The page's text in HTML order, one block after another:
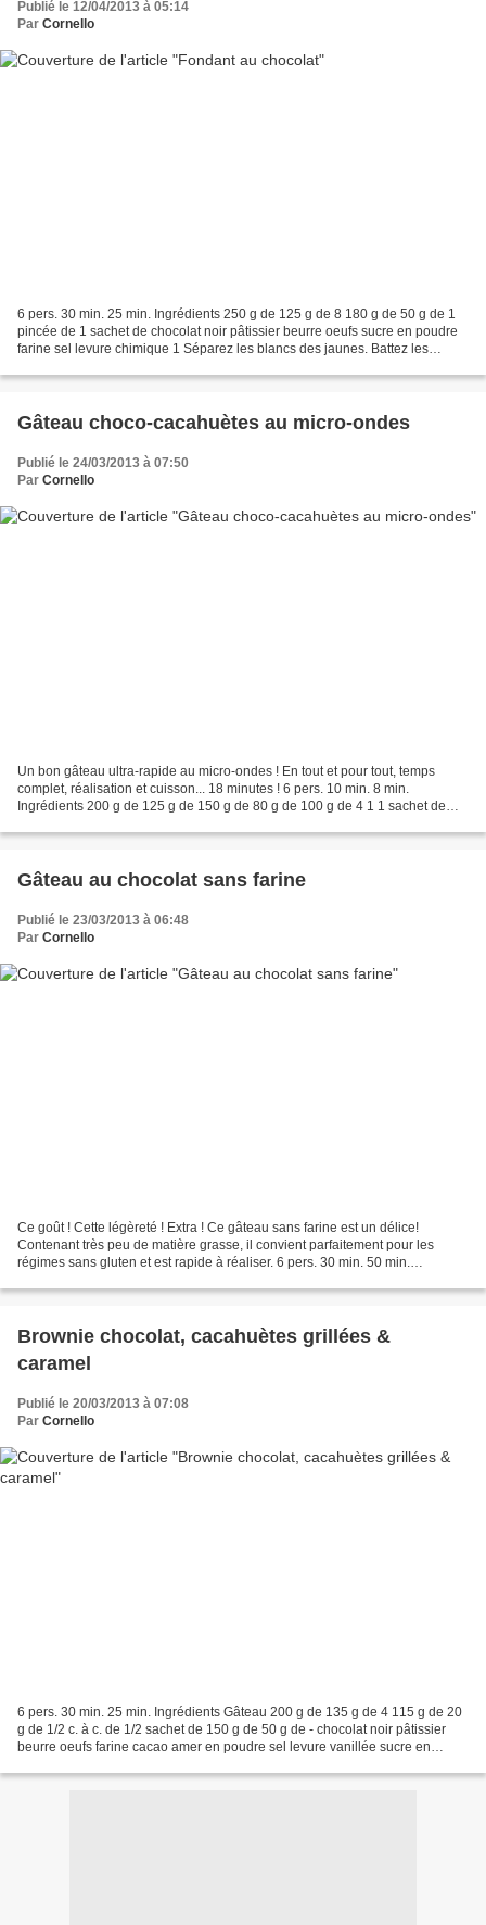
Publié le 12/04/2013 à 05:14
Par Cornello
6 pers. 30 min. 25 min. Ingrédients 250 g de 125 g de 8 180 g de 50 g de 1
pincée de 1 sachet de chocolat noir pâtissier beurre oeufs sucre en poudre
farine sel levure chimique 1 Séparez les blancs des jaunes. Battez les
Gâteau choco-cacahuètes au micro-ondes
Publié le 24/03/2013 à 07:50
Par Cornello
Un bon gâteau ultra-rapide au micro-ondes ! En tout et pour tout, temps
complet, réalisation et cuisson... 18 minutes ! 6 pers. 10 min. 8 min.
Ingrédients 200 g de 125 g de 150 g de 80 g de 100 g de 4 1 1 sachet de
Gâteau au chocolat sans farine
Publié le 23/03/2013 à 06:48
Par Cornello
Ce goût ! Cette légèreté ! Extra ! Ce gâteau sans farine est un délice!
Contenant très peu de matière grasse, il convient parfaitement pour les
régimes sans gluten et est rapide à réaliser. 6 pers. 30 min. 50 min.
Brownie chocolat, cacahuètes grillées &
caramel
Publié le 20/03/2013 à 07:08
Par Cornello
6 pers. 30 min. 25 min. Ingrédients Gâteau 200 g de 135 g de 4 115 g de 20
g de 1/2 c. à c. de 1/2 sachet de 150 g de 50 g de - chocolat noir pâtissier
beurre oeufs farine cacao amer en poudre sel levure vanillée sucre en